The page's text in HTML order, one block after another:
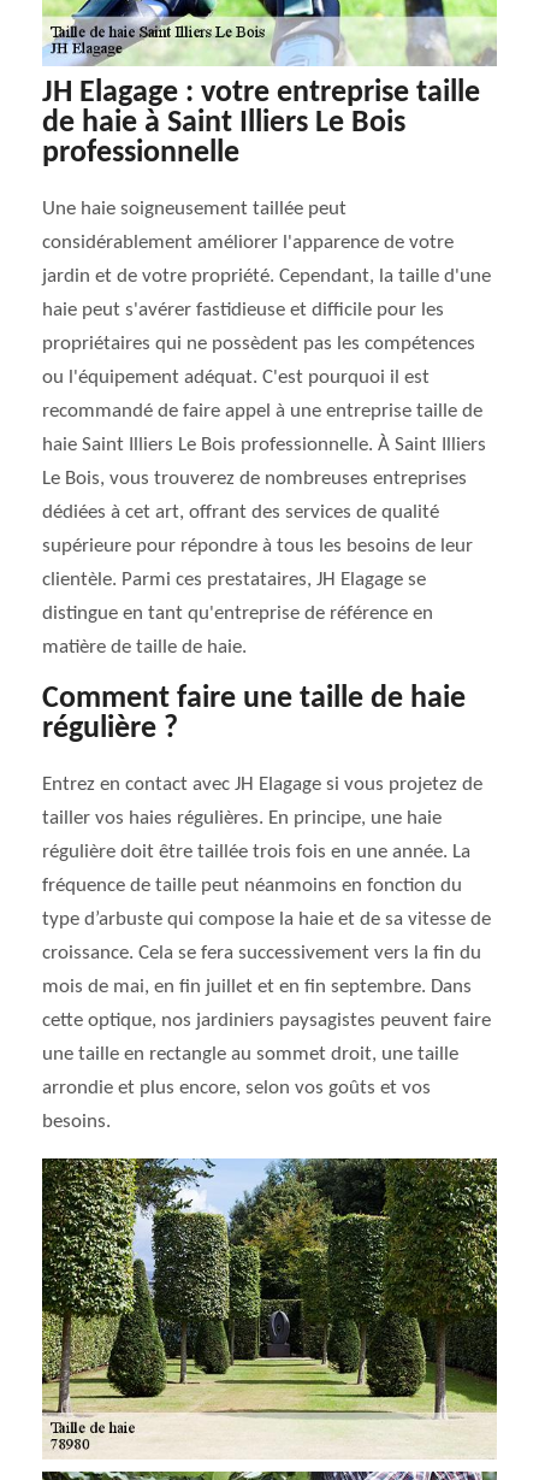
JH Elagage : votre entreprise taille
de haie à Saint Illiers Le Bois
professionnelle
Une haie soigneusement taillée peut
considérablement améliorer l'apparence de votre
jardin et de votre propriété. Cependant, la taille d'une
haie peut s'avérer fastidieuse et difficile pour les
propriétaires qui ne possèdent pas les compétences
ou l'équipement adéquat. C'est pourquoi il est
recommandé de faire appel à une entreprise taille de
haie Saint Illiers Le Bois professionnelle. À Saint Illiers
Le Bois, vous trouverez de nombreuses entreprises
dédiées à cet art, offrant des services de qualité
supérieure pour répondre à tous les besoins de leur
clientèle. Parmi ces prestataires, JH Elagage se
distingue en tant qu'entreprise de référence en
matière de taille de haie.
Comment faire une taille de haie
régulière ?
Entrez en contact avec JH Elagage si vous projetez de
tailler vos haies régulières. En principe, une haie
régulière doit être taillée trois fois en une année. La
fréquence de taille peut néanmoins en fonction du
type d’arbuste qui compose la haie et de sa vitesse de
croissance. Cela se fera successivement vers la fin du
mois de mai, en fin juillet et en fin septembre. Dans
cette optique, nos jardiniers paysagistes peuvent faire
une taille en rectangle au sommet droit, une taille
arrondie et plus encore, selon vos goûts et vos
besoins.